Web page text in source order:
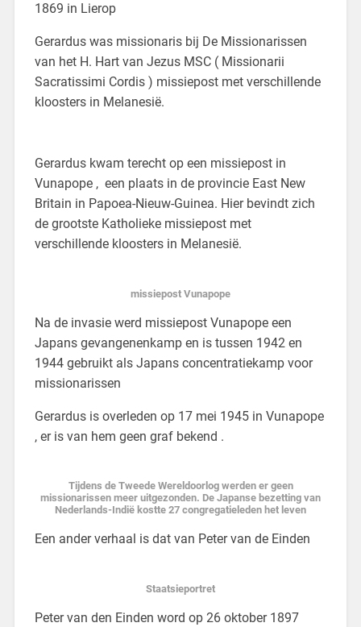
1869 in Lierop
Gerardus was missionaris bij De Missionarissen
van het H. Hart van Jezus MSC ( Missionarii
Sacratissimi Cordis ) missiepost met verschillende
kloosters in Melanesië.
Gerardus kwam terecht op een missiepost in
Vunapope , een plaats in de provincie East New
Britain in Papoea-Nieuw-Guinea. Hier bevindt zich
de grootste Katholieke missiepost met
verschillende kloosters in Melanesië.
missiepost Vunapope
Na de invasie werd missiepost Vunapope een
Japans gevangenenkamp en is tussen 1942 en
1944 gebruikt als Japans concentratiekamp voor
missionarissen
Gerardus is overleden op 17 mei 1945 in Vunapope
, er is van hem geen graf bekend .
Tijdens de Tweede Wereldoorlog werden er geen
missionarissen meer uitgezonden. De Japanse bezetting van
Nederlands-Indië kostte 27 congregatieleden het leven
Een ander verhaal is dat van Peter van de Einden
Staatsieportret
Peter van den Einden word op 26 oktober 1897